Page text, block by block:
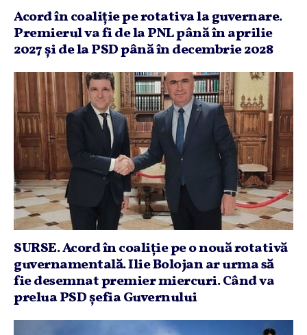
Acord în coaliţie pe rotativa la guvernare.
Premierul va fi de la PNL până în aprilie
2027 şi de la PSD până în decembrie 2028
SURSE. Acord în coaliţie pe o nouă rotativă
guvernamentală. Ilie Bolojan ar urma să
fie desemnat premier miercuri. Când va
prelua PSD şefia Guvernului